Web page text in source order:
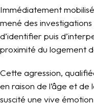
Immédiatement
mené des
d’identifier puis
proximité du logement
Cette agression,
en raison de l’âge et
suscité une vive